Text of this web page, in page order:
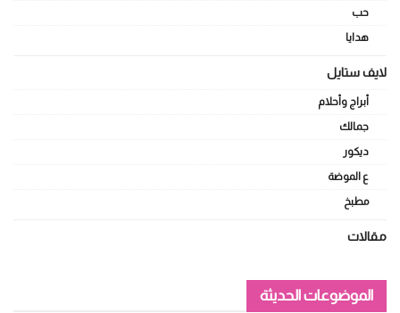
حب
هدايا
لايف ستايل
أبراج وأحلام
جمالك
ديكور
ع الموضة
مطبخ
مقالات
الموضوعات الحديثة